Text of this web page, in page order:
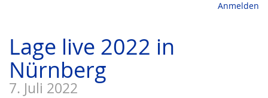
Anmelden
Lage live 2022 in
Nürnberg
7. Juli 2022